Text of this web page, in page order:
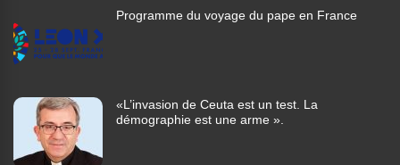
Programme du voyage du pape en France
«L’invasion de Ceuta est un test. La
démographie est une arme ».